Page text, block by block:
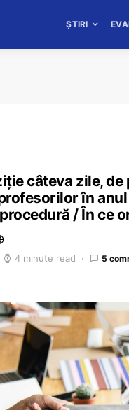
ȘTIRI
câteva zile, de
în
/ În ce
4 minute read 5